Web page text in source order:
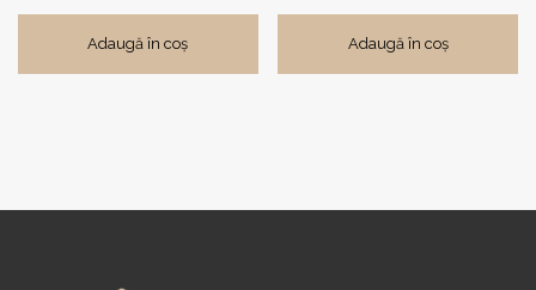
Adaugă în coș Adaugă în coș